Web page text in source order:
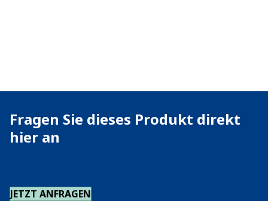
Fragen Sie dieses Produkt direkt
hier an
JETZT ANFRAGEN